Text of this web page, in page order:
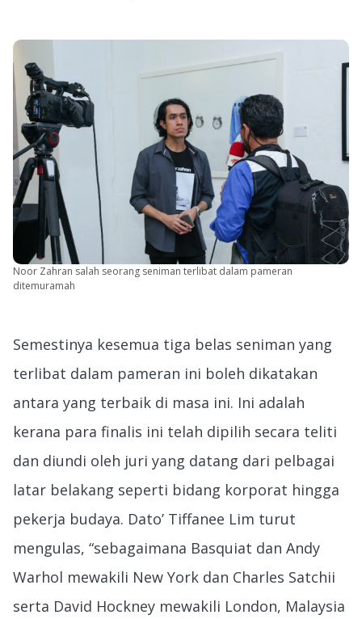
Noor Zahran salah seorang seniman terlibat dalam pameran
ditemuramah
Semestinya kesemua tiga belas seniman yang
terlibat dalam pameran ini boleh dikatakan
antara yang terbaik di masa ini. Ini adalah
kerana para finalis ini telah dipilih secara teliti
dan diundi oleh juri yang datang dari pelbagai
latar belakang seperti bidang korporat hingga
pekerja budaya. Dato’ Tiffanee Lim turut
mengulas, “sebagaimana Basquiat dan Andy
Warhol mewakili New York dan Charles Satchii
serta David Hockney mewakili London, Malaysia